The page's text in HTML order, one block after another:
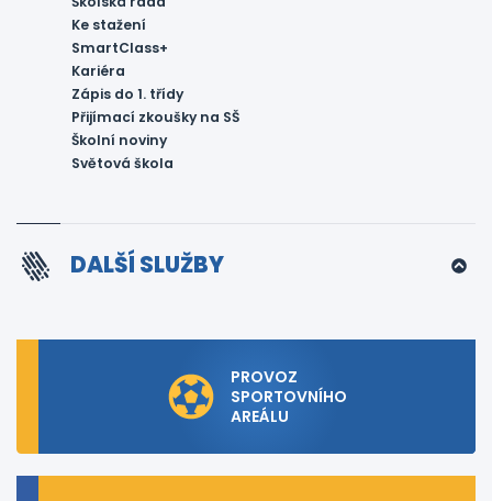
Ke stažení
SmartClass+
Kariéra
Zápis do 1. třídy
Přijímací zkoušky na SŠ
Školní noviny
Světová škola
DALŠÍ SLUŽBY
PROVOZ
SPORTOVNÍHO
AREÁLU